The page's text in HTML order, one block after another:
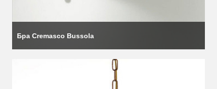
Бра Cremasco Bussola